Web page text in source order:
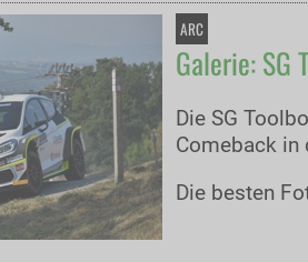
ARC
Galerie: SG
Die SG
Comeback in
Die besten